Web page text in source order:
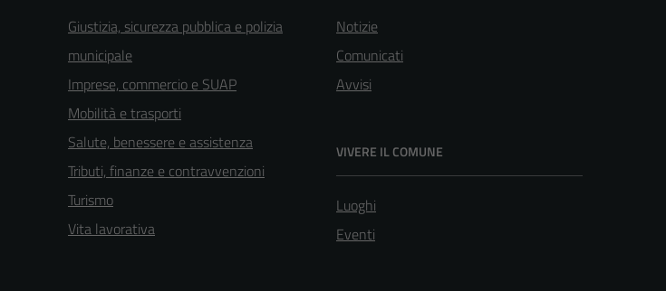
Giustizia, sicurezza pubblica e polizia
municipale
Imprese, commercio e SUAP
Mobilità e trasporti
Salute, benessere e assistenza
Tributi, finanze e contravvenzioni
Turismo
Vita lavorativa
Notizie
Comunicati
Avvisi
VIVERE IL COMUNE
Luoghi
Eventi